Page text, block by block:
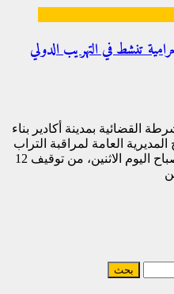
إجرامية تنشط في التهريب الدولي
القضائية بمدينة أكادير بناء
العامة لمراقبة التراب
الوطني، في الساعات الأولى من صباح اليوم الاثنين، من توقيف 12